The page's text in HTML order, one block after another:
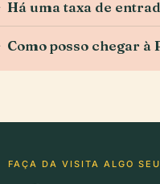
Há uma taxa de
Como posso chegar à
FAÇA DA VISITA ALGO SEU